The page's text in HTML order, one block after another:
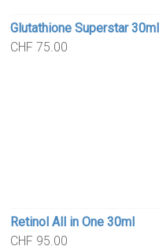
Glutathione Superstar 30ml
CHF 75.00
Retinol All in One 30ml
CHF 95.00